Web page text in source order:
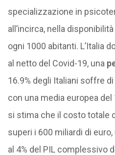
specializzazione in
all’incirca, nella
ogni 1000 abitanti. L’Italia
al netto del Covid-19, una
16.9% degli Italiani soffre
con una media europea del
si stima che il costo totale
superi i 600 miliardi di
al 4% del PIL complessivo